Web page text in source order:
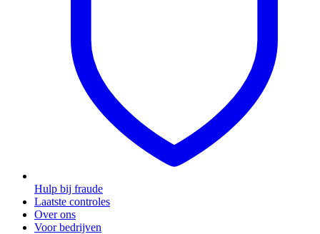
Hulp bij fraude
Laatste controles
Over ons
Voor bedrijven